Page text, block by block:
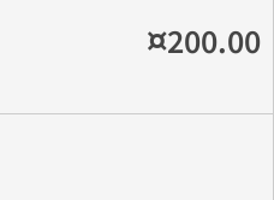
¤200.00